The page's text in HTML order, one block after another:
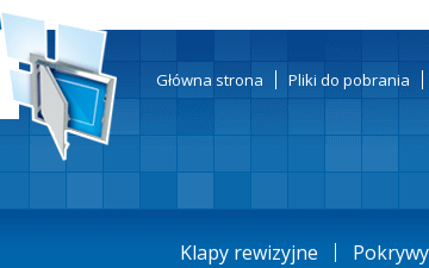
Główna strona Pliki do pobrania
Klapy rewizyjne